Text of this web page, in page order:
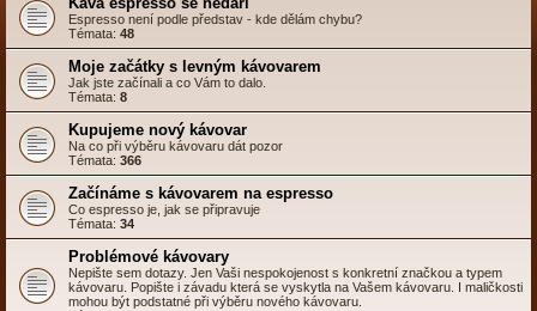
Espresso není podle představ - kde dělám chybu?
Témata: 48
Moje začátky s levným kávovarem
Jak jste začínali a co Vám to dalo.
Témata: 8
Kupujeme nový kávovar
Na co při výběru kávovaru dát pozor
Témata: 366
Začínáme s kávovarem na espresso
Co espresso je, jak se připravuje
Témata: 34
Problémové kávovary
Nepište sem dotazy. Jen Vaši nespokojenost s konkretní značkou a typem
kávovaru. Popište i závadu která se vyskytla na Vašem kávovaru. I maličkosti
mohou být podstatné při výběru nového kávovaru.